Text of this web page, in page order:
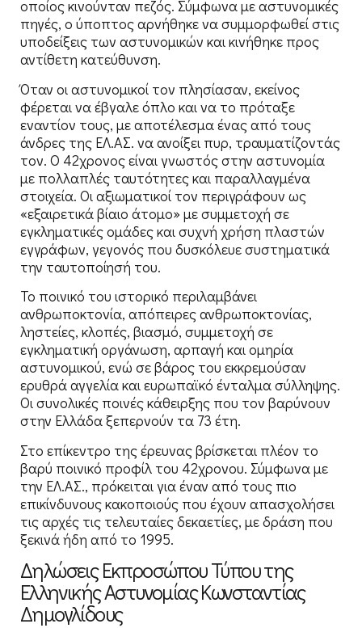
οποίος κινούνταν πεζός. Σύμφωνα με αστυνομικές
πηγές, ο ύποπτος αρνήθηκε να συμμορφωθεί στις
υποδείξεις των αστυνομικών και κινήθηκε προς
αντίθετη κατεύθυνση.
Όταν οι αστυνομικοί τον πλησίασαν, εκείνος
φέρεται να έβγαλε όπλο και να το πρόταξε
εναντίον τους, με αποτέλεσμα ένας από τους
άνδρες της ΕΛ.ΑΣ. να ανοίξει πυρ, τραυματίζοντάς
τον. Ο 42χρονος είναι γνωστός στην αστυνομία
με πολλαπλές ταυτότητες και παραλλαγμένα
στοιχεία. Οι αξιωματικοί τον περιγράφουν ως
«εξαιρετικά βίαιο άτομο» με συμμετοχή σε
εγκληματικές ομάδες και συχνή χρήση πλαστών
εγγράφων, γεγονός που δυσκόλευε συστηματικά
την ταυτοποίησή του.
Το ποινικό του ιστορικό περιλαμβάνει
ανθρωποκτονία, απόπειρες ανθρωποκτονίας,
ληστείες, κλοπές, βιασμό, συμμετοχή σε
εγκληματική οργάνωση, αρπαγή και ομηρία
αστυνομικού, ενώ σε βάρος του εκκρεμούσαν
ερυθρά αγγελία και ευρωπαϊκό ένταλμα σύλληψης.
Οι συνολικές ποινές κάθειρξης που τον βαρύνουν
στην Ελλάδα ξεπερνούν τα 73 έτη.
Στο επίκεντρο της έρευνας βρίσκεται πλέον το
βαρύ ποινικό προφίλ του 42χρονου. Σύμφωνα με
την ΕΛ.ΑΣ., πρόκειται για έναν από τους πιο
επικίνδυνους κακοποιούς που έχουν απασχολήσει
τις αρχές τις τελευταίες δεκαετίες, με δράση που
ξεκινά ήδη από το 1995.
Δηλώσεις Εκπροσώπου Τύπου της
Ελληνικής Αστυνομίας Κωνσταντίας
Δημογλίδους